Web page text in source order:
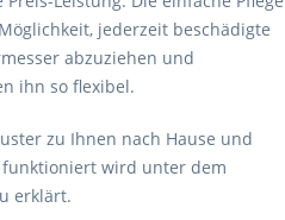
jederzeit beschädigte
abzuziehen und
ihn so flexibel.
zu Ihnen nach Hause und
funktioniert wird unter dem
erklärt.